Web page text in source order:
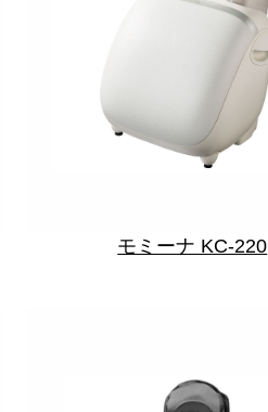
モミーナ KC-220